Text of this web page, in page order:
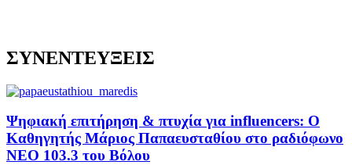
ΣΥΝΕΝΤΕΥΞΕΙΣ
Ψηφιακή επιτήρηση & πτυχία για influencers: Ο
Καθηγητής Μάριος Παπαευσταθίου στο ραδιόφωνο
NEO 103.3 του Βόλου